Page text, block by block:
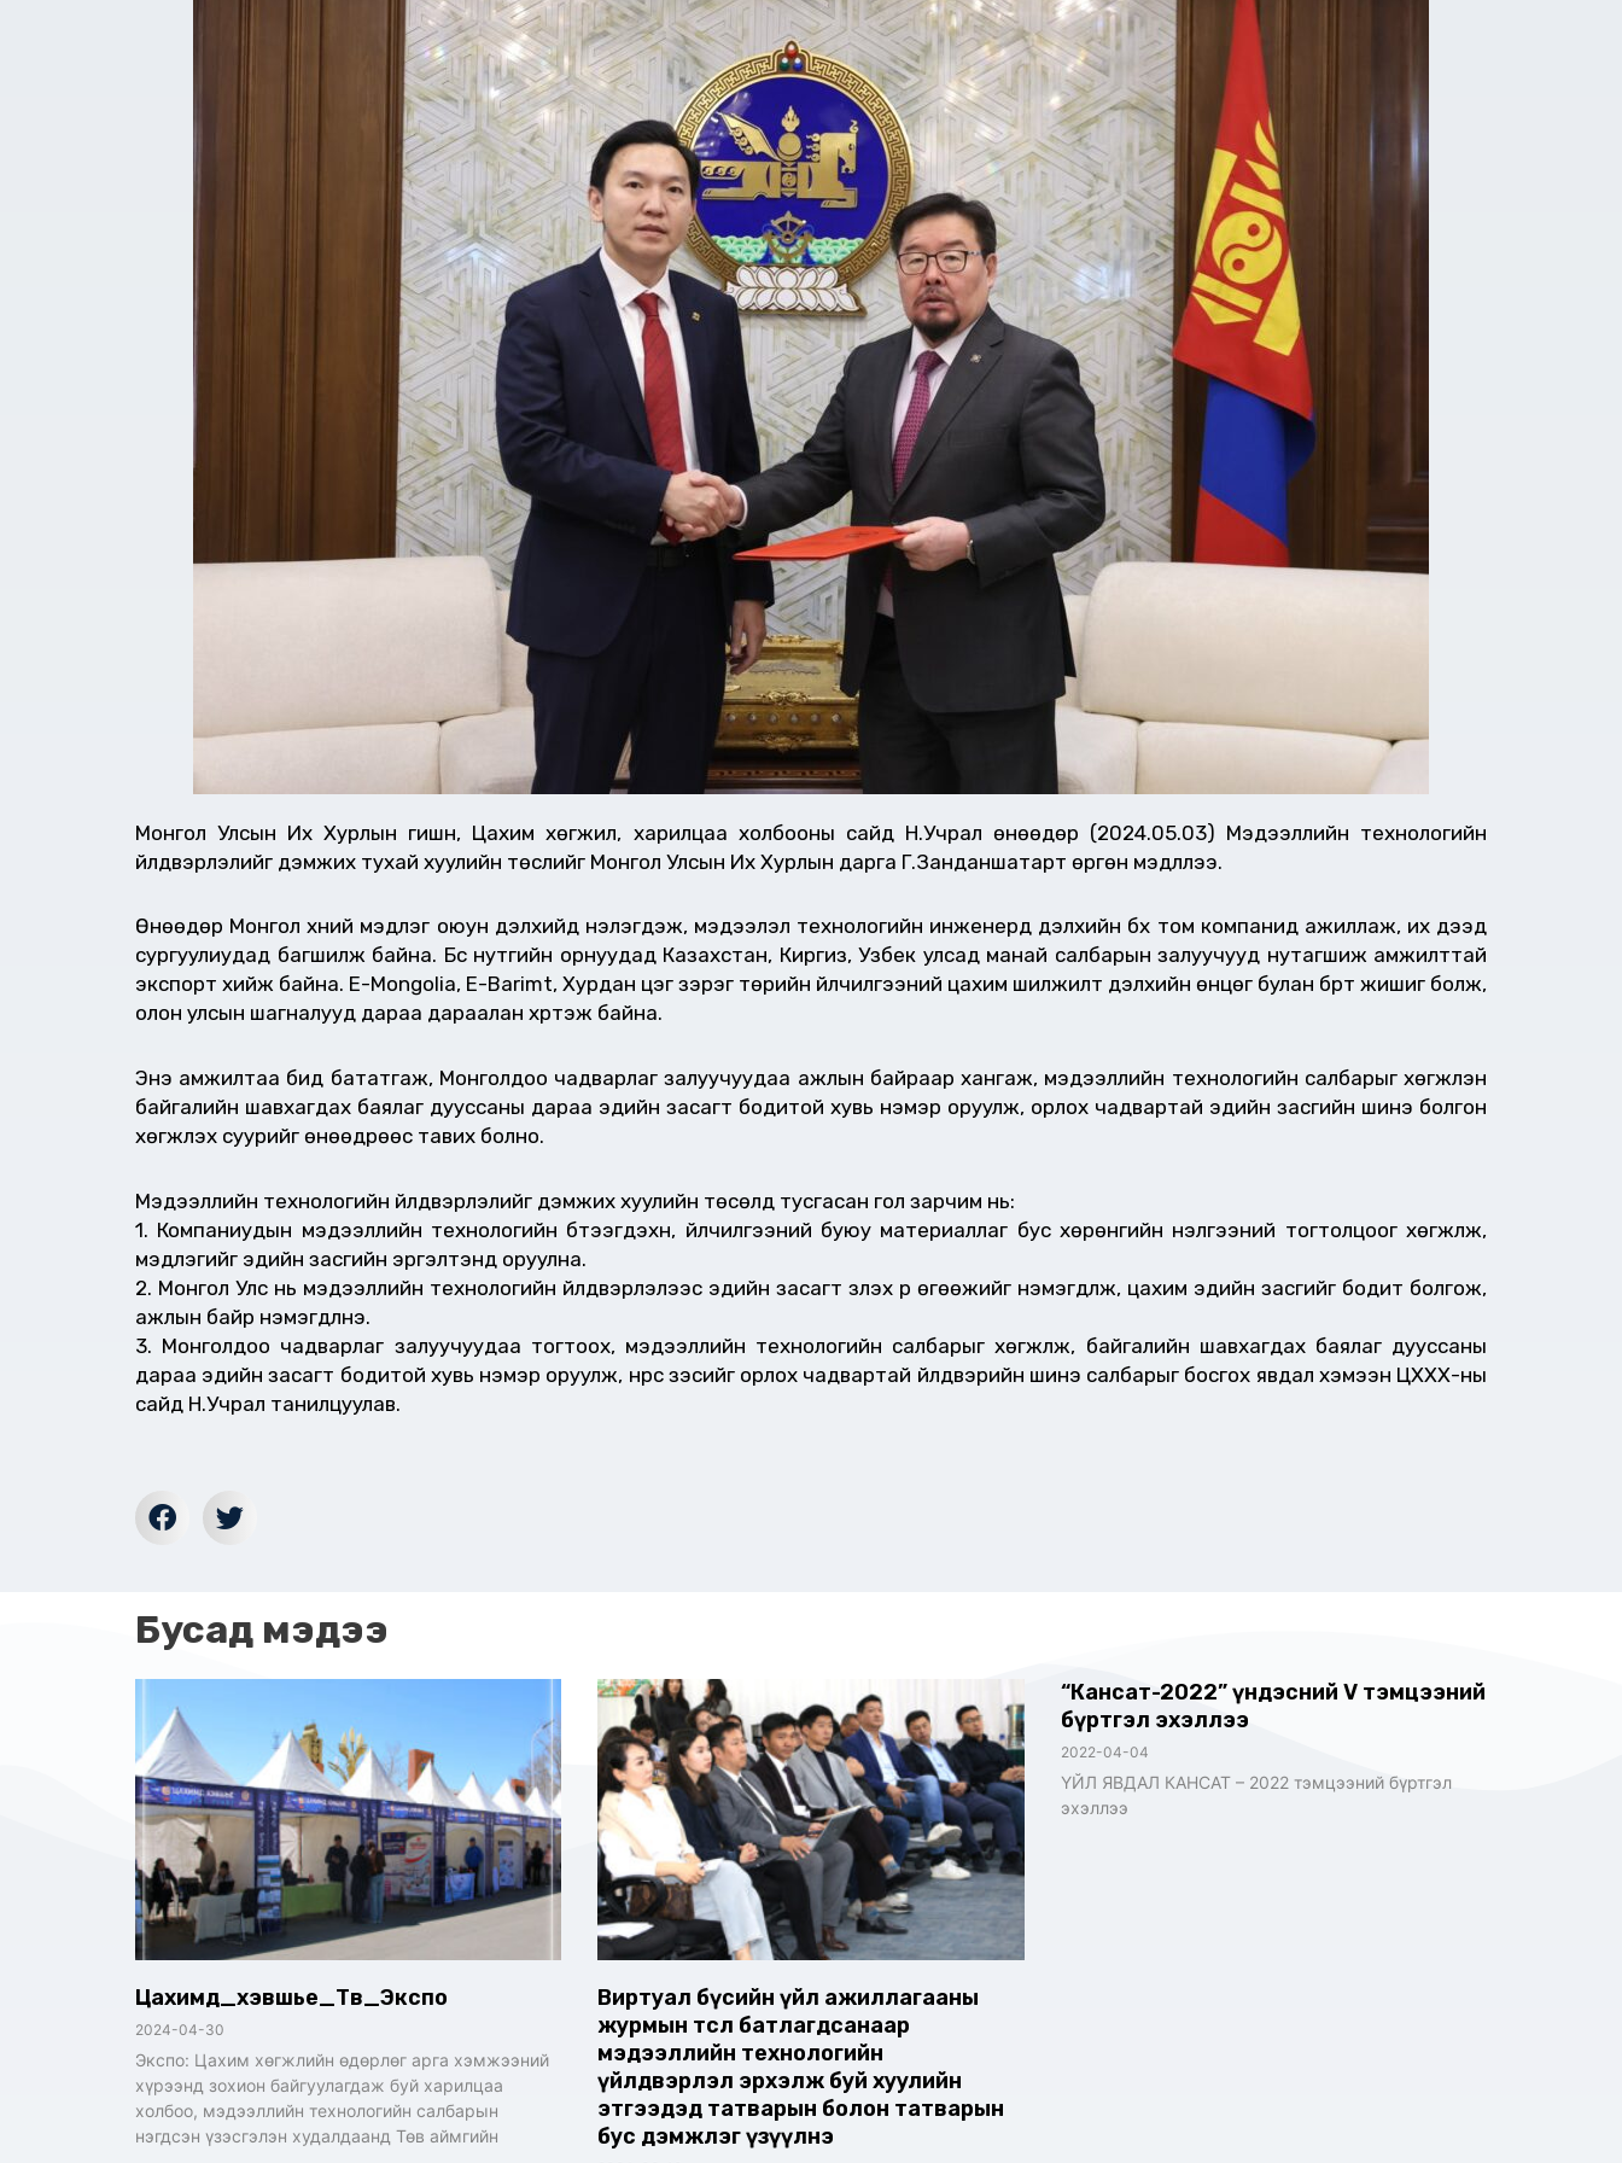
Монгол Улсын Их Хурлын гишүүн, Цахим хөгжил, харилцаа холбооны сайд Н.Учрал өнөөдөр (2024.05.03) Мэдээллийн технологийн
үйлдвэрлэлийг дэмжих тухай хуулийн төслийг Монгол Улсын Их Хурлын дарга Г.Занданшатарт өргөн мэдүүллээ.
Өнөөдөр Монгол хүний мэдлэг оюун дэлхийд үнэлэгдэж, мэдээлэл технологийн инженерүүд дэлхийн бүх том компанид ажиллаж, их дээд
сургуулиудад багшилж байна. Бүс нутгийн орнуудад Казахстан, Киргиз, Узбек улсад манай салбарын залуучууд нутагшиж амжилттай
экспорт хийж байна. E-Mongolia, E-Barimt, Хурдан цэг зэрэг төрийн үйлчилгээний цахим шилжилт дэлхийн өнцөг булан бүрт жишиг болж,
олон улсын шагналууд дараа дараалан хүртэж байна.
Энэ амжилтаа бид бататгаж, Монголдоо чадварлаг залуучуудаа ажлын байраар хангаж, мэдээллийн технологийн салбарыг хөгжүүлэн
байгалийн шавхагдах баялаг дууссаны дараа эдийн засагт бодитой хувь нэмэр оруулж, орлох чадвартай эдийн засгийн шинэ болгон
хөгжүүлэх суурийг өнөөдрөөс тавих болно.
Мэдээллийн технологийн үйлдвэрлэлийг дэмжих хуулийн төсөлд тусгасан гол зарчим нь:
1. Компаниудын мэдээллийн технологийн бүтээгдэхүүн, үйлчилгээний буюу материаллаг бус хөрөнгийн үнэлгээний тогтолцоог хөгжүүлж,
мэдлэгийг эдийн засгийн эргэлтэнд оруулна.
2. Монгол Улс нь мэдээллийн технологийн үйлдвэрлэлээс эдийн засагт үзүүлэх үр өгөөжийг нэмэгдүүлж, цахим эдийн засгийг бодит болгож,
ажлын байр нэмэгдүүлнэ.
3. Монголдоо чадварлаг залуучуудаа тогтоох, мэдээллийн технологийн салбарыг хөгжүүлж, байгалийн шавхагдах баялаг дууссаны
дараа эдийн засагт бодитой хувь нэмэр оруулж, нүүрс зэсийг орлох чадвартай үйлдвэрийн шинэ салбарыг босгох явдал хэмээн ЦХХХ-ны
сайд Н.Учрал танилцуулав.
Бусад мэдээ
Цахимд_хэвшье_Төв_Экспо
2024-04-30
Экспо: Цахим хөгжлийн өдөрлөг арга хэмжээний
хүрээнд зохион байгуулагдаж буй харилцаа
холбоо, мэдээллийн технологийн салбарын
нэгдсэн үзэсгэлэн худалдаанд Төв аймгийн
Виртуал бүсийн үйл ажиллагааны
журмын төсөл батлагдсанаар
мэдээллийн технологийн
үйлдвэрлэл эрхэлж буй хуулийн
этгээдэд татварын болон татварын
бус дэмжлэг үзүүлнэ
“Кансат-2022” үндэсний V тэмцээний
бүртгэл эхэллээ
2022-04-04
ҮЙЛ ЯВДАЛ КАНСАТ – 2022 тэмцээний бүртгэл
эхэллээ